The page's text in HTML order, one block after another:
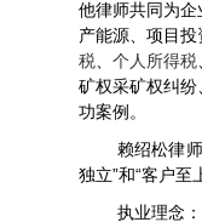
他律师共同为
产能源、项目
税、个人所得税
矿权采矿权纠
功案例。
赖绍松律
独立”和“客户至
执业理念